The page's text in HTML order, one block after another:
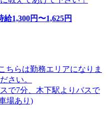
給1,300円〜1,625円
らは勤務エリアになりま
さい。
で7分、木下駅よりバスで
場あり)